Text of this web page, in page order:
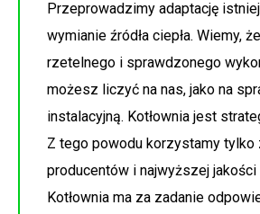
Przeprowadzimy adaptację
wymianie źródła ciepła. Wiemy,
rzetelnego i sprawdzonego
możesz liczyć na nas, jako na
instalacyjną. Kotłownia jest
Z tego powodu korzystamy tylko
producentów i najwyższej jakości
Kotłownia ma za zadanie